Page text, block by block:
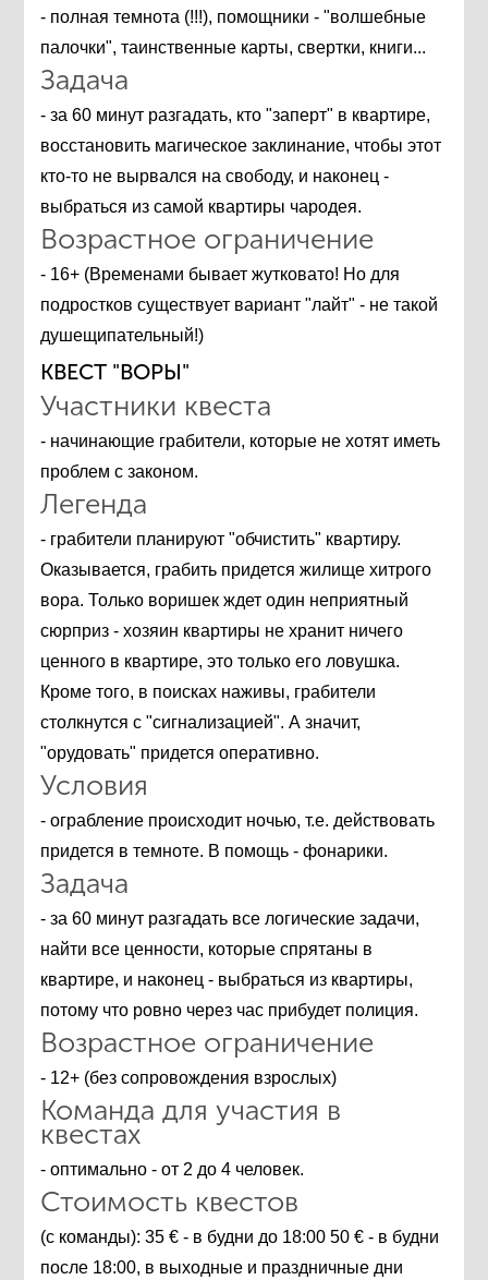
- полная темнота (!!!), помощники - "волшебные
палочки", таинственные карты, свертки, книги...
Задача
- за 60 минут разгадать, кто "заперт" в квартире,
восстановить магическое заклинание, чтобы этот
кто-то не вырвался на свободу, и наконец -
выбраться из самой квартиры чародея.
Возрастное ограничение
- 16+ (Временами бывает жутковато! Но для
подростков существует вариант "лайт" - не такой
душещипательный!)
КВЕСТ "ВОРЫ"
Участники квеста
- начинающие грабители, которые не хотят иметь
проблем с законом.
Легенда
- грабители планируют "обчистить" квартиру.
Оказывается, грабить придется жилище хитрого
вора. Только воришек ждет один неприятный
сюрприз - хозяин квартиры не хранит ничего
ценного в квартире, это только его ловушка.
Кроме того, в поисках наживы, грабители
столкнутся с "сигнализацией". А значит,
"орудовать" придется оперативно.
Условия
- ограбление происходит ночью, т.е. действовать
придется в темноте. В помощь - фонарики.
Задача
- за 60 минут разгадать все логические задачи,
найти все ценности, которые спрятаны в
квартире, и наконец - выбраться из квартиры,
потому что ровно через час прибудет полиция.
Возрастное ограничение
- 12+ (без сопровождения взрослых)
Команда для участия в
квестах
- оптимально - от 2 до 4 человек.
Стоимость квестов
(с команды): 35 € - в будни до 18:00 50 € - в будни
после 18:00, в выходные и праздничные дни